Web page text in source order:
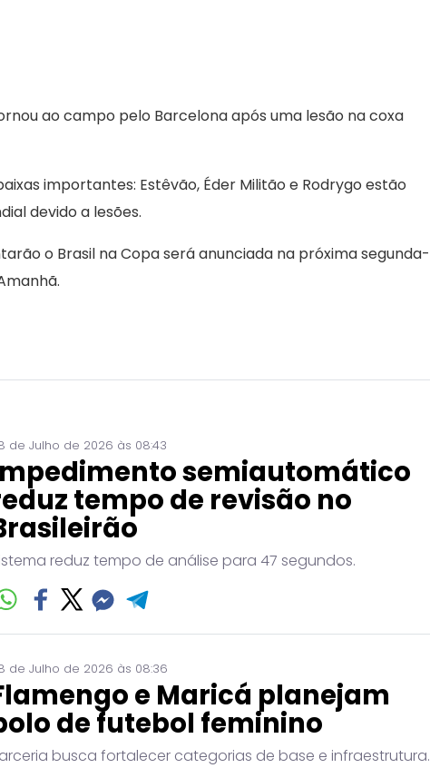
ao campo pelo Barcelona após uma lesão na coxa
importantes: Estêvão, Éder Militão e Rodrygo estão
devido a lesões.
o Brasil na Copa será anunciada na próxima segunda-
de Julho de 2026 às 08:43
semiautomático
tempo de revisão no
reduz tempo de análise para 47 segundos.
de Julho de 2026 às 08:36
e Maricá planejam
de futebol feminino
busca fortalecer categorias de base e infraestrutura.